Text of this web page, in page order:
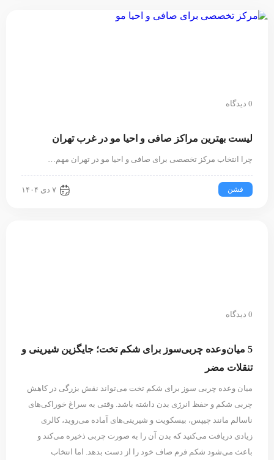
0 دیدگاه
لیست بهترین مراکز صافی و احیا مو در غرب تهران
چرا انتخاب مرکز تخصصی برای صافی و احیا مو در تهران مهم…
فشن ۷ دی ۱۴۰۴
0 دیدگاه
5 میان‌وعده چربی‌سوز برای شکم تخت؛ جایگزین شیرینی و
تنقلات مضر
میان ‌وعده چربی ‌سوز برای شکم تخت می‌تواند نقش بزرگی در کاهش
چربی شکم و حفظ انرژی بدن داشته باشد. وقتی به سراغ خوراکی‌های
ناسالم مانند چیپس، بیسکویت و شیرینی‌های آماده می‌روید، کالری
زیادی دریافت می‌کنید که بدن آن را به صورت چربی ذخیره می‌کند و
باعث می‌شود شکم فرم صاف خود را از دست بدهد. اما انتخاب